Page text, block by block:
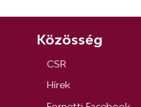
Közösség
CSR
Hírek